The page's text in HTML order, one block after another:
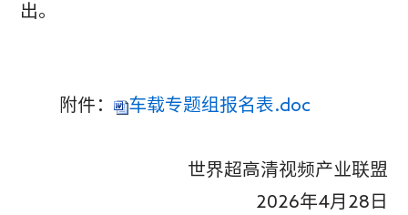
出。
附件： 车载专题组报名表.doc
世界超高清视频产业联盟
2026年4月28日